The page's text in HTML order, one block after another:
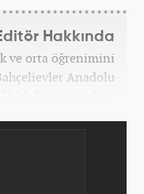
Hakkında
ve orta öğrenimini
Anadolu
Programcılığı’